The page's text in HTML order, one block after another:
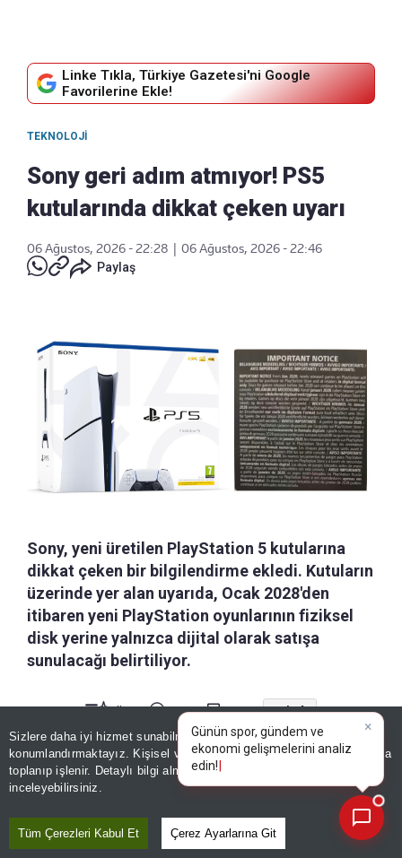
Sizlere daha iyi hizmet sunabilmek adına sitemizdeçerez
konumlandırmaktayız. Kişisel verileriniz, KVKK ve GDPR kapsamında
toplanıp işlenir. Detaylı bilgi almak için
inceleyebilirsiniz.
Tüm Çerezleri Kabul Et Çerez Ayarlarına Git
Linke Tıkla, Türkiye Gazetesi'ni Google
Favorilerine Ekle!
TEKNOLOJI
Sony geri adım atmıyor! PS5
kutularında dikkat çeken uyarı
06 Ağustos, 2026 - 22:28
06 Ağustos, 2026 - 22:46
Paylaş
Sony, yeni üretilen PlayStation 5 kutularına
dikkat çeken bir bilgilendirme ekledi. Kutuların
üzerinde yer alan uyarıda, Ocak 2028'den
itibaren yeni PlayStation oyunlarının fiziksel
disk yerine yalnızca dijital olarak satışa
sunulacağı belirtiliyor.
Dinle Kaydet a-|+A
Sony, fiziksel oyunlardan dijital
dağıtıma geçiş planını bir adım daha
ileri taşıdı. Daha önce resmi olarak
duyurulan kararın ardından şirket,
×
Günün spor, gündem ve
ekonomi gelişmelerini analiz
edin!